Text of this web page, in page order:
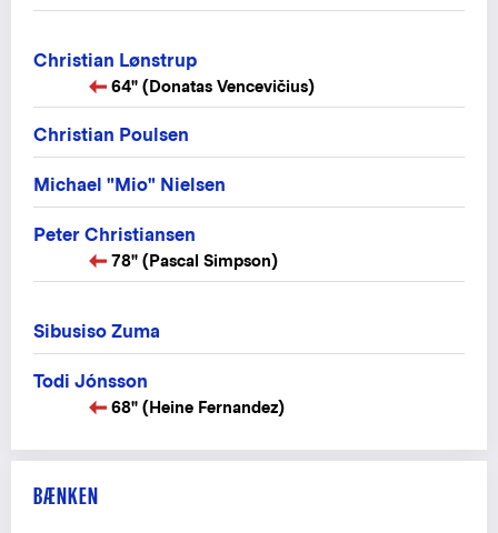
Christian Lønstrup
64" (Donatas Vencevičius)
Christian Poulsen
Michael "Mio" Nielsen
Peter Christiansen
78" (Pascal Simpson)
Sibusiso Zuma
Todi Jónsson
68" (Heine Fernandez)
BÆNKEN